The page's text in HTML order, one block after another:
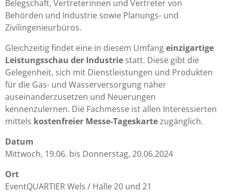
Belegschaft, Vertreterinnen und Vertreter von
Behörden und Industrie sowie Planungs- und
Zivilingenieurbüros.
Gleichzeitig findet eine in diesem Umfangeinzigartige
Leistungsschau der Industrie statt. Diese gibt die
Gelegenheit, sich mit Dienstleistungen und Produkten
für die Gas- und Wasserversorgung näher
auseinanderzusetzen und Neuerungen
kennenzulernen. Die Fachmesse ist allen Interessierten
mittels kostenfreier Messe-Tageskartezugänglich.
Datum
Mittwoch, 19.06. bis Donnerstag, 20.06.2024
Ort
EventQUARTIER Wels / Halle 20 und 21